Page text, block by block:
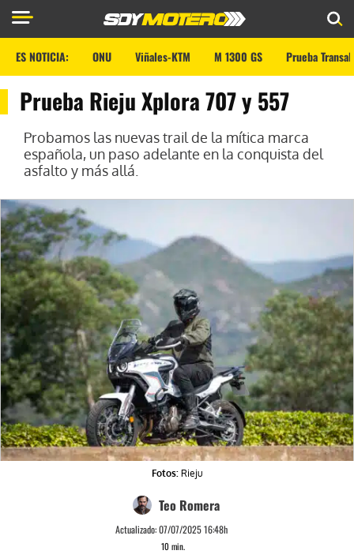
ES NOTICIA: ONU Viñales-KTM M 1300 GS Prueba
Prueba Rieju Xplora 707 y 557
Probamos las nuevas trail de la mítica marca
española, un paso adelante en la conquista del
asfalto y más allá.
Fotos: Rieju
Teo Romera
Actualizado:07/07/2025 16:48h
10 min.